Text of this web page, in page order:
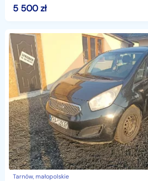
2006rNadwozie: MinivanLiczba miejsc:
5 500zł
Tarnów, małopolskie